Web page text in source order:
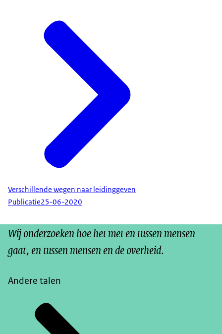
Verschillende wegen naar leidinggeven
Publicatie25-06-2020
Wij onderzoeken hoe het met en tussen mensen
gaat, en tussen mensen en de overheid.
Andere talen